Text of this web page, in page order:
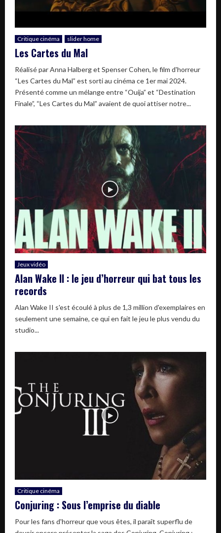
Critique cinéma slider home
Les Cartes du Mal
Réalisé par Anna Halberg et Spenser Cohen, le film d'horreur
“Les Cartes du Mal” est sorti au cinéma ce 1er mai 2024.
Présenté comme un mélange entre “Ouija” et “Destination
Finale”, “Les Cartes du Mal” avaient de quoi attiser notre...
Jeux vidéo
Alan Wake II : le jeu d’horreur qui bat tous les
records
Alan Wake II s'est écoulé à plus de 1,3 million d'exemplaires en
seulement une semaine, ce qui en fait le jeu le plus vendu du
studio...
Critique cinéma
Conjuring : Sous l’emprise du diable
Pour les fans d'horreur que vous êtes, il paraît superflu de